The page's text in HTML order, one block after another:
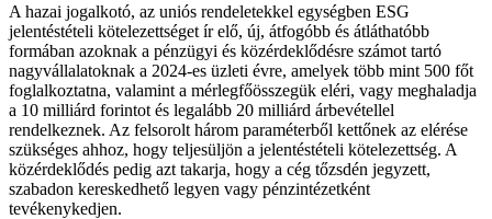
A hazai jogalkotó, az uniós rendeletekkel egységben ESG
jelentéstételi kötelezettséget ír elő, új, átfogóbb és átláthatóbb
formában azoknak a pénzügyi és közérdeklődésre számot tartó
nagyvállalatoknak a 2024-es üzleti évre, amelyek több mint 500 főt
foglalkoztatna, valamint a mérlegfőösszegük eléri, vagy meghaladja
a 10 milliárd forintot és legalább 20 milliárd árbevétellel
rendelkeznek. Az felsorolt három paraméterből kettőnek az elérése
szükséges ahhoz, hogy teljesüljön a jelentéstételi kötelezettség. A
közérdeklődés pedig azt takarja, hogy a cég tőzsdén jegyzett,
szabadon kereskedhető legyen vagy pénzintézetként
tevékenykedjen.